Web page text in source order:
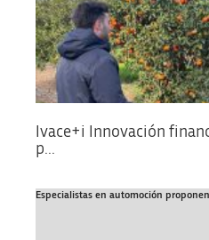
Ivace+i Innovación
p...
Especialistas en automoción proponen